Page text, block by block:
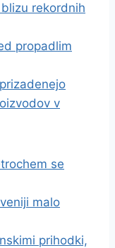
rekordnih
propadlim
v
se
malo
prihodki,